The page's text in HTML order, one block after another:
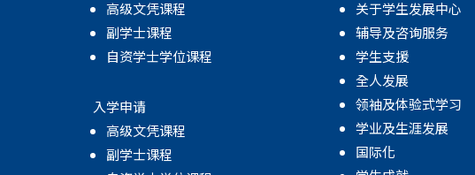
高级文凭课程
副学士课程
自资学士学位课程
入学申请
高级文凭课程
副学士课程
关于学生发展中心
辅导及咨询服务
学生支援
全人发展
领袖及体验式学习
学业及生涯发展
国际化